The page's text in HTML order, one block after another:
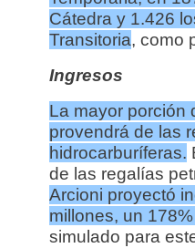
Cátedra y 1.426
Transitoria, como
Ingresos
La mayor porción
provendrá de las
hidrocarburíferas.
de las regalías
Arcioni proyectó
millones, un
simulado para